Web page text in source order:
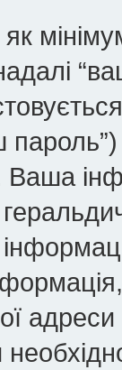
Ваша
адреси